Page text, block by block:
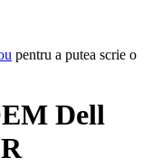
pentru a putea scrie o
Dell